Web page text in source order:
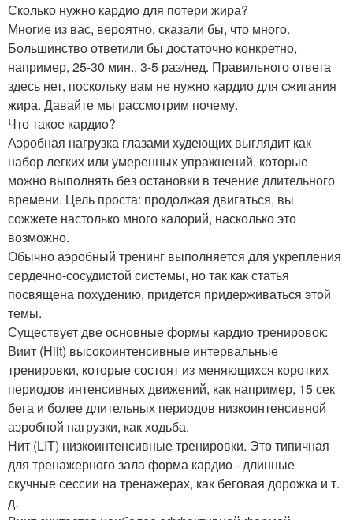
Сколько нужно кардио для потери жира?
Многие из вас, вероятно, сказали бы, что много.
Большинство ответили бы достаточно конкретно,
например, 25-30 мин., 3-5 раз/нед. Правильного ответа
здесь нет, поскольку вам не нужно кардио для сжигания
жира. Давайте мы рассмотрим почему.
Что такое кардиo?
Аэробная нагрузка глазами худеющих выглядит как
набор легких или умеренных упражнений, которые
можно выполнять без остановки в течение длительного
времени. Цель проста: продолжая двигаться, вы
сожжете настолько много калорий, насколько это
возможно.
Обычно аэробный тренинг выполняется для укрепления
сердечно-сосудистой системы, но так как статья
посвящена похудению, придется придерживаться этой
темы.
Существует две основные формы кардио тренировок:
Виит (Hiit) высокоинтенсивные интервальные
тренировки, которые состоят из меняющихся коротких
периодов интенсивных движений, как например, 15 сек
бега и более длительных периодов низкоинтенсивной
аэробной нагрузки, как ходьба.
Нит (LIT) низкоинтенсивные тренировки. Это типичная
для тренажерного зала форма кардио - длинные
скучные сессии на тренажерах, как беговая дорожка и т.
д.